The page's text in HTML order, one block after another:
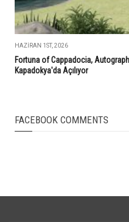
HAZIRAN 1ST, 2026
Fortuna of Cappadocia,
Kapadokya'da Açılıyor
FACEBOOK COMMENTS